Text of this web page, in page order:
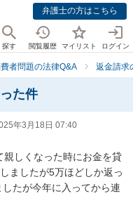
弁護士の方はこちら
探す 閲覧履歴 マイリスト ログイン
者問題の法律Q&A 返金請求
た件
年3月18日 07:40
しくなった時にお金を貸
ましたが5万ほどしか返っ
たが今年に入ってから連